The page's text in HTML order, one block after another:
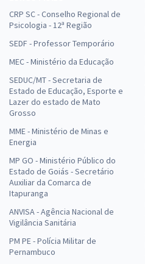
CRP SC - Conselho Regional de
Psicologia - 12ª Região
SEDF - Professor Temporário
MEC - Ministério da Educação
SEDUC/MT - Secretaria de
Estado de Educação, Esporte e
Lazer do estado de Mato
Grosso
MME - Ministério de Minas e
Energia
MP GO - Ministério Público do
Estado de Goiás - Secretário
Auxiliar da Comarca de
Itapuranga
ANVISA - Agência Nacional de
Vigilância Sanitária
PM PE - Polícia Militar de
Pernambuco